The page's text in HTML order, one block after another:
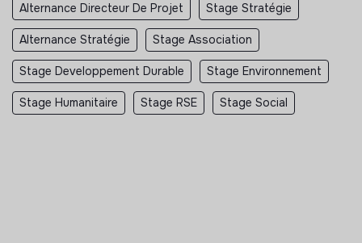
Alternance Directeur De Projet Stage Stratégie
Alternance Stratégie Stage Association
Stage Developpement Durable Stage Environnement
Stage Humanitaire Stage RSE Stage Social